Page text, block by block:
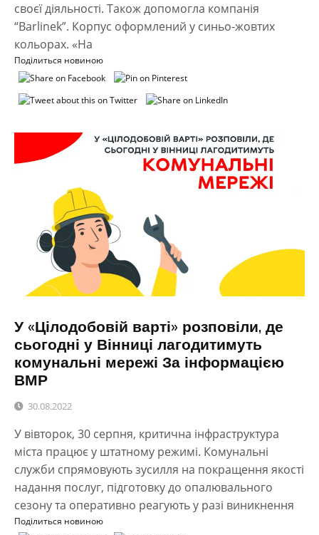
своєї діяльності. Також допомогла компанія
“Barlinek”. Корпус оформлений у синьо-жовтих
кольорах. «На
Поділиться новиною
У «Цілодобовій варті» розповіли, де
сьогодні у Вінниці лагодитимуть
комунальні мережі За інформацією
ВМР
30.08.2022
У вівторок, 30 серпня, критична інфраструктура
міста працює у штатному режимі. Комунальні
служби спрямовують зусилля на покращення якості
надання послуг, підготовку до опалювального
сезону та оперативно реагують у разі виникнення
Поділиться новиною